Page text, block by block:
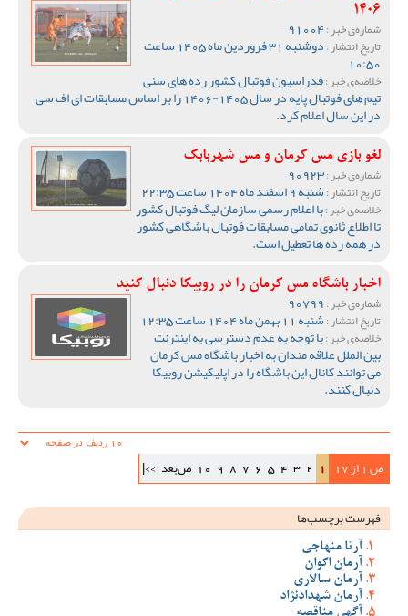
1406
شماره‌ی خبر :
تاریخ انتشار : دوشنبه 31 فروردین ماه 1405 ساعت
10:50
خلاصه‌ی خبر :فدراسیون فوتبال کشور رده های سنی
تیم های فوتبال پایه در سال 1405-1406 را بر اساس مسابقات ای اف سی
در این سال اعلام کرد.
لغو بازی مس کرمان و مس شهربابک
شماره‌ی خبر :
تاریخ انتشار :شنبه 9 اسفند ماه 1404 ساعت 22:35
خلاصه‌ی خبر :با اعلام رسمی سازمان لیگ فوتبال کشور
تا اطلاع ثانوی تمامی مسابقات فوتبال باشگاهی کشور
در همه رده ها تعطیل است.
اخبار باشگاه مس کرمان را در روبیکا دنبال کنید
شماره‌ی خبر :
تاریخ انتشار :شنبه 11 بهمن ماه 1404 ساعت 12:35
خلاصه‌ی خبر :با توجه به عدم دسترسی به اینترنت
بین الملل علاقه مندان به اخبار باشگاه مس کرمان
می توانند کانال این باشگاه را در اپلیکیشن روبیکا
دنبال کنند.
ص 1 از 17 1
2
3
4
5
6
7
8
9
10 ص‌بعد >>|
فهرست برچسب‌ها
آرتا منهاجی
آرمان اکوان
آرمان سالاری
آرمان شهدادنژاد